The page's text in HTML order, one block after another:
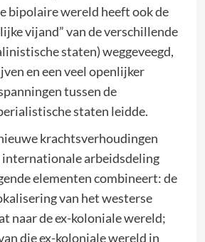
bipolaire wereld heeft ook de
vijand” van de verschillende
staten) weggeveegd,
en een veel openlijker
tussen de
staten leidde.
krachtsverhoudingen
arbeidsdeling
elementen combineert: de
van het westerse
naar de ex-koloniale wereld;
die ex-koloniale wereld in